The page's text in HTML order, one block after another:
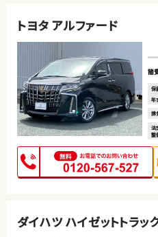
トヨタ アルファード
諸
保
年
排
法
整
ダイハツ ハイゼットトラッ